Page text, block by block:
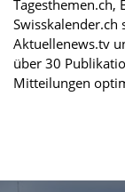
Tagesthemen.ch,
Aktuellenews.tv
über 30
Mitteilungen